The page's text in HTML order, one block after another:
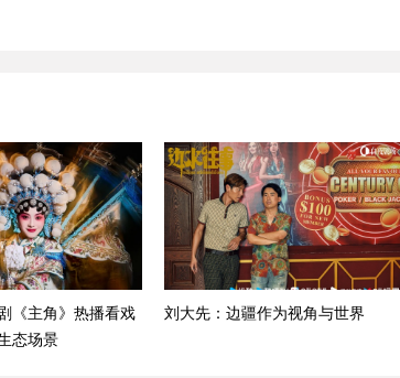
《主角》热播看戏
态场景
刘大先：边疆作为视角与世界